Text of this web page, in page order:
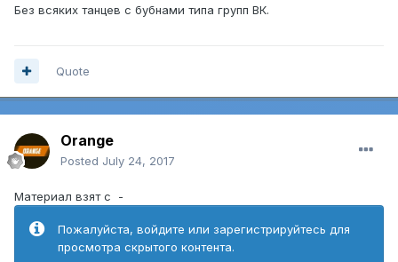
Без всяких танцев с бубнами типа групп ВК.
Quote
Orange
Posted July 24, 2017
Материал взят с -
Пожалуйста, войдите или зарегистрируйтесь для
просмотра скрытого контента.